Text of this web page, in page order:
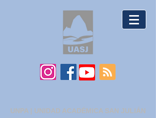
UNPA | UNIDAD ACADÉMICA SAN JULIÁN